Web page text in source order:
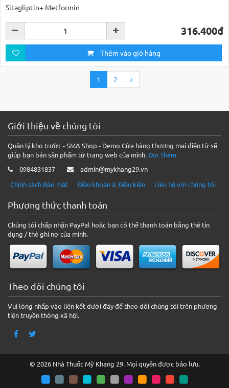
Sitagliptin+ Metformin
316.400đ
Thêm vào giỏ hàng
1 2
Giới thiệu về chúng tôi
Quản lý kho trước - SMA Shop - Demo Cửa hàng thương mại điện tử sẽ
giúp bạn bán sản phẩm từ trang web của mình.Đọc thêm
0984831837
admin@mykhang29.vn
Chính sách Bảo mật
Điều khoản & Điều kiện Liên hệ với chúng tôi
Phương thức thanh toán
Chúng tôi chấp nhận PayPal hoặc bạn có thể thanh toán bằng thẻ tín
dụng / thẻ ghi nợ của mình.
Theo dõi chúng tôi
Vui lòng nhấp vào liên kết dưới đây để theo dõi chúng tôi trên phương
tiện truyền thông xã hội.
© 2026 Nhà Thuốc Mỹ Khang 29. Mọi quyền được bảo lưu.